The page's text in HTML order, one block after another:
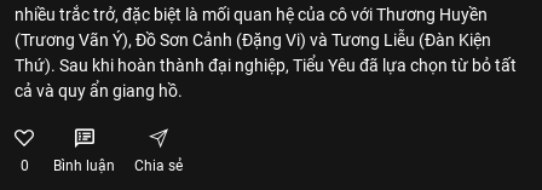
nhiều trắc trở, đặc biệt là mối quan hệ của cô với Thương Huyền
(Trương Vãn Ý), Đồ Sơn Cảnh (Đặng Vi) và Tương Liễu (Đàn Kiện
Thứ). Sau khi hoàn thành đại nghiệp, Tiểu Yêu đã lựa chọn từ bỏ tất
cả và quy ẩn giang hồ.
0 Bình luận Chia sẻ